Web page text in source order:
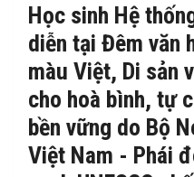
CÁC TỈNH THÀNH
THẾ GIỚI
CỬA HÀNG
Học sinh Hệ
diễn tại Đêm văn
màu Việt, Di sản
cho hoà bình, tự
bền vững do Bộ
Việt Nam - Phái